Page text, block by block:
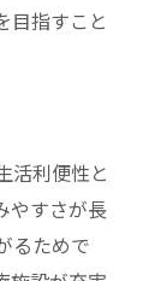
目指すこと
活利便性と
やすさが長
るためで